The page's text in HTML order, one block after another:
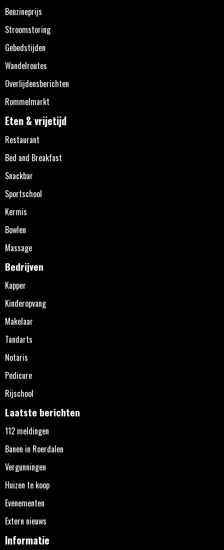
Benzineprijs
Stroomstoring
Gebedstijden
Wandelroutes
Overlijdensberichten
Rommelmarkt
Eten & vrijetijd
Restaurant
Bed and Breakfast
Snackbar
Sportschool
Kermis
Bowlen
Massage
Bedrijven
Kapper
Kinderopvang
Makelaar
Tandarts
Notaris
Pedicure
Rijschool
Laatste berichten
112 meldingen
Banen in Roerdalen
Vergunningen
Huizen te koop
Evenementen
Extern nieuws
Informatie